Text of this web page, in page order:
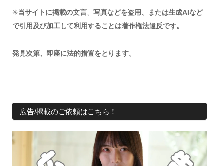
✳︎当サイトに掲載の文言、写真などを盗用、または生成AIなど
で引用及び加工して利用することは著作権法違反です。
発見次第、即座に法的措置をとります。
広告/掲載のご依頼はこちら！